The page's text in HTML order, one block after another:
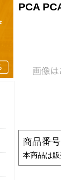
PCA
商品番号
本商品は